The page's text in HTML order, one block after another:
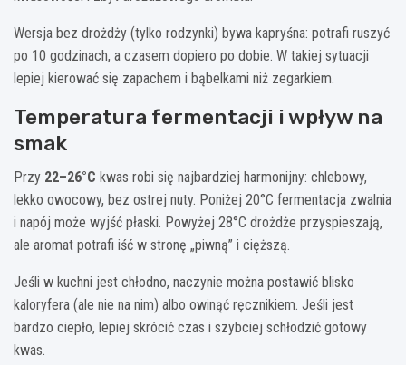
Wersja bez drożdży (tylko rodzynki) bywa kapryśna: potrafi ruszyć
po 10 godzinach, a czasem dopiero po dobie. W takiej sytuacji
lepiej kierować się zapachem i bąbelkami niż zegarkiem.
Temperatura fermentacji i wpływ na
smak
Przy 22–26°C kwas robi się najbardziej harmonijny: chlebowy,
lekko owocowy, bez ostrej nuty. Poniżej 20°C fermentacja zwalnia
i napój może wyjść płaski. Powyżej 28°C drożdże przyspieszają,
ale aromat potrafi iść w stronę „piwną” i cięższą.
Jeśli w kuchni jest chłodno, naczynie można postawić blisko
kaloryfera (ale nie na nim) albo owinąć ręcznikiem. Jeśli jest
bardzo ciepło, lepiej skrócić czas i szybciej schłodzić gotowy
kwas.